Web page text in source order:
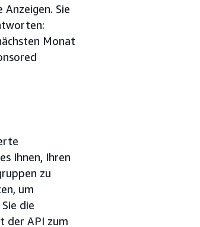
Sie
Monat
Ihnen, Ihren
zu
um
die
der API zum